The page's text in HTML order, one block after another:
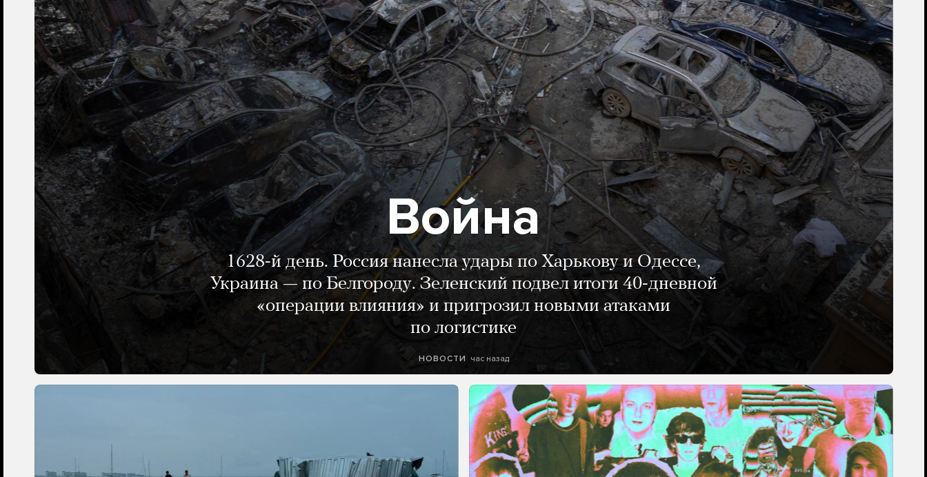
Война
1628-й день. Россия нанесла удары по Харькову и Одессе,
Украина — по Белгороду. Зеленский подвел итоги 40-дневной
«операции влияния» и пригрозил новыми атаками
по логистике
НОВОСТИ час назад